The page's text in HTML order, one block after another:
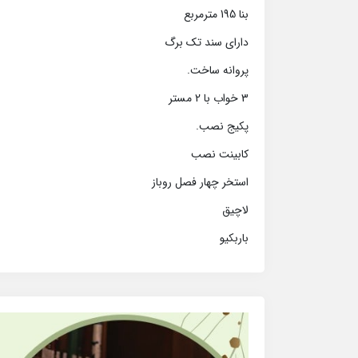
بنا 195 مترمربع
دارای سند تک برگ
پروانه ساخت.
3 خواب با 2 مستر
پکیج نصب.
کابینت نصب
استخر چهار فصل روباز
لاچیق
باربکیو